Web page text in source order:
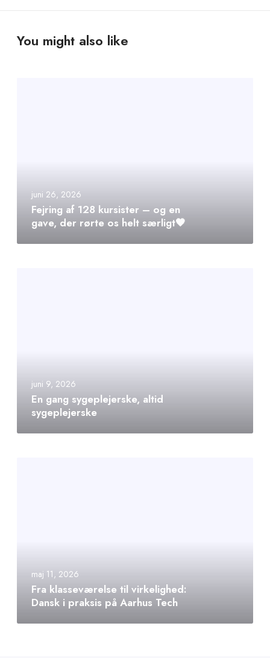
You might also like
juni 26, 2026
Fejring af 128 kursister – og en
gave, der rørte os helt særligt🧡
juni 9, 2026
En gang sygeplejerske, altid
sygeplejerske
maj 11, 2026
Fra klasseværelse til virkelighed:
Dansk i praksis på Aarhus Tech